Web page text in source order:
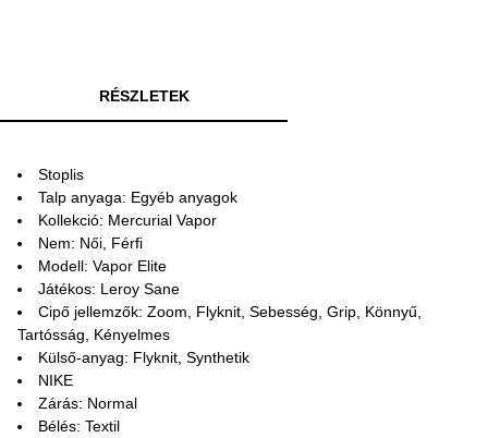
RÉSZLETEK
Stoplis
Talp anyaga: Egyéb anyagok
Kollekció: Mercurial Vapor
Nem: Női, Férfi
Modell: Vapor Elite
Játékos: Leroy Sane
Cipő jellemzők: Zoom, Flyknit, Sebesség, Grip, Könnyű,
Tartósság, Kényelmes
Külső-anyag: Flyknit, Synthetik
NIKE
Zárás: Normal
Bélés: Textil